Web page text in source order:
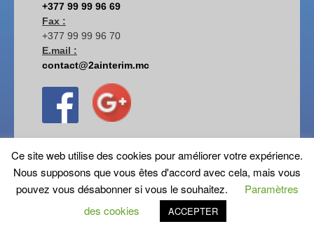
+377 99 99 96 69
Fax :
+377 99 99 96 70
E.mail :
contact@2ainterim.mc
Fièrement propulsé par WordPress
Ce site web utilise des cookies pour améliorer votre expérience.
Nous supposons que vous êtes d'accord avec cela, mais vous
pouvez vous désabonner si vous le souhaitez.
Paramètres
des cookies
ACCEPTER